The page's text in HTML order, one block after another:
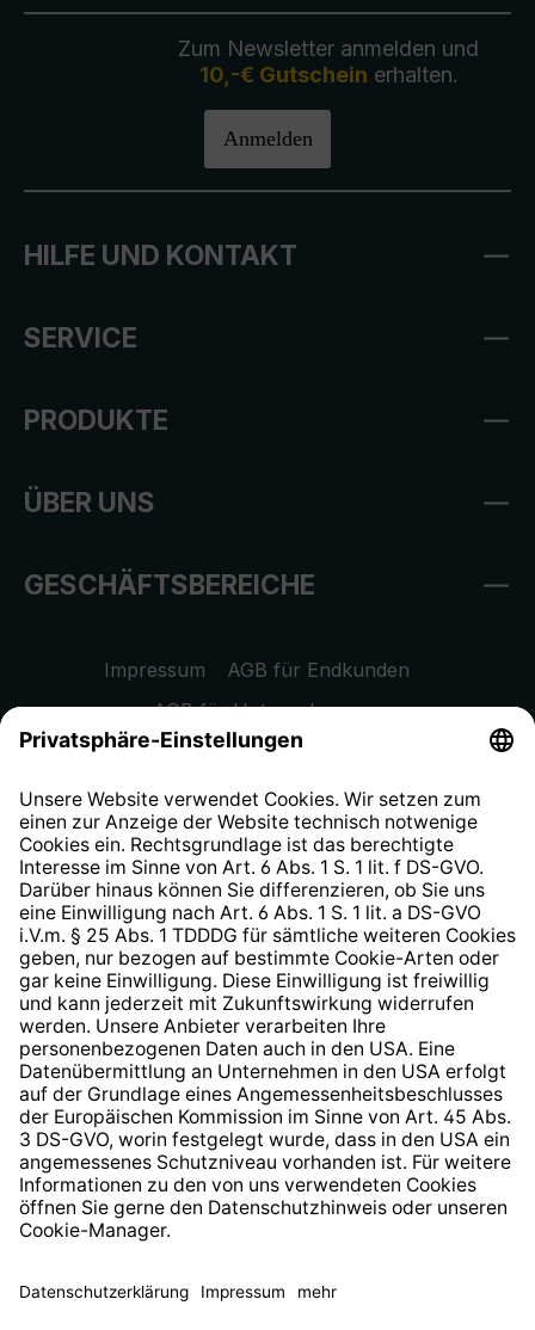
Zum Newsletter anmelden und
10,-€ Gutschein erhalten.
Anmelden
HILFE UND KONTAKT
SERVICE
PRODUKTE
ÜBER UNS
GESCHÄFTSBEREICHE
Impressum
AGB für Endkunden
AGB für Unternehmen
Datenschutzhinweis
Widerrufsrecht
Hinweisgeberschutzsystem
Barrierefreiheit
* Alle Preise inkl. gesetzl. Mehrwertsteuer zzgl.
anders angegeben.